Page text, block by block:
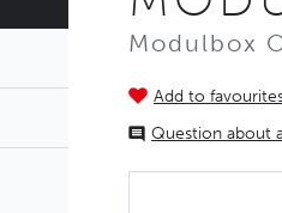
Modulbox
Add to
Question about